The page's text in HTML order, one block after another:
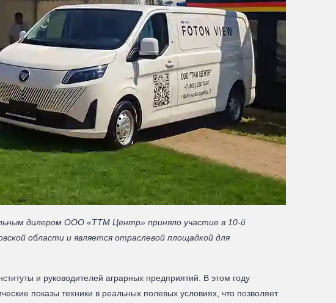
дилером ООО «ТТМ Центр» приняло участие в 10-й
области и является отраслевой площадкой для
и руководителей аграрных предприятий. В этом году
показы техники в реальных полевых условиях, что позволяет